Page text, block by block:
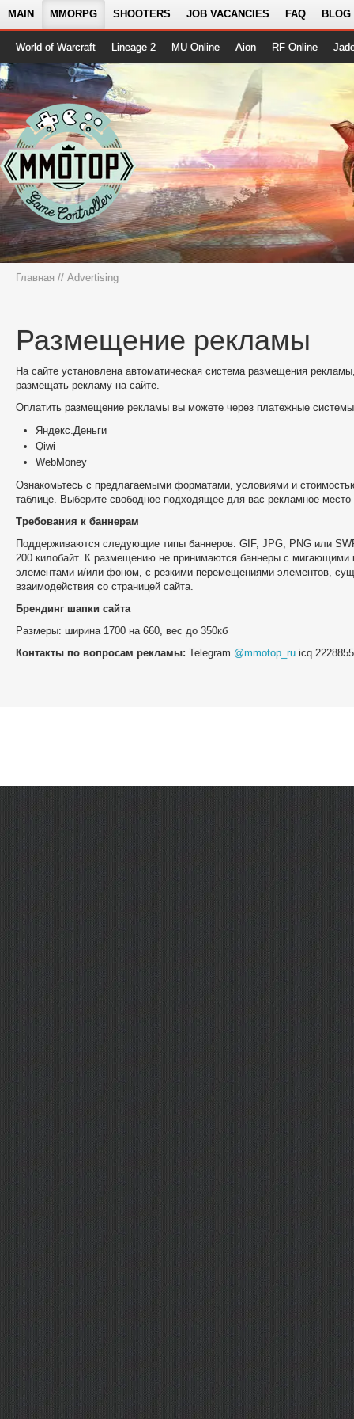
MAIN MMORPG SHOOTERS JOB VACANCIES FAQ BLOG
World of Warcraft Lineage 2 MU Online Aion RF Online
Главная // Advertising
Размещение рекламы
На сайте установлена автоматическая система размещения
размещать рекламу на сайте.
Оплатить размещение рекламы вы можете через платежные
Яндекс.Деньги
Qiwi
WebMoney
Ознакомьтесь с предлагаемыми форматами, условиями и
таблице. Выберите свободное подходящее для вас рекламное
Требования к баннерам
Поддерживаются следующие типы баннеров: GIF, JPG, PNG или
200 килобайт. К размещению не принимаются баннеры с мигающими
элементами и/или фоном, с резкими перемещениями элементов,
взаимодействия со страницей сайта.
Брендинг шапки сайта
Размеры: ширина 1700 на 660, вес до 350кб
Контакты по вопросам рекламы: Telegram @mmotop_ru icq